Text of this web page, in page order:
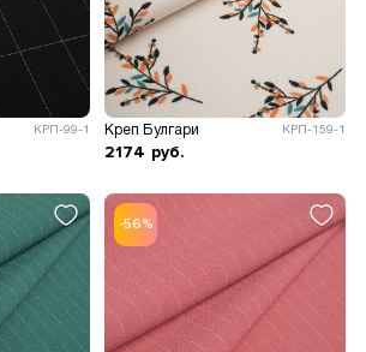
КРП-99-1 Креп Булгари КРП-159-1
2174 руб.
-56%